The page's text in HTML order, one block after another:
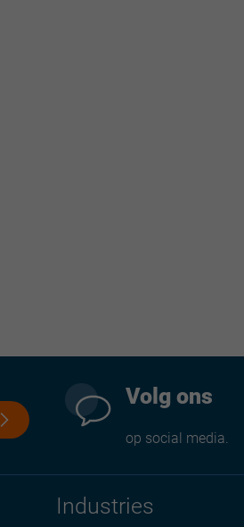
Volg ons
op social media.
Industries